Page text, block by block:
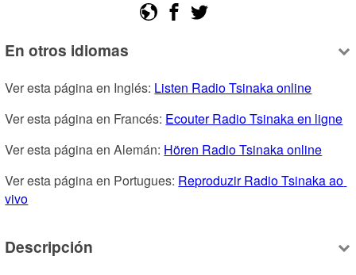
En otros idiomas
Ver esta página en Inglés: Listen Radio Tsinaka online
Ver esta página en Francés: Ecouter Radio Tsinaka en ligne
Ver esta página en Alemán: Hören Radio Tsinaka online
Ver esta página en Portugues: Reproduzir Radio Tsinaka ao
vivo
Descripción